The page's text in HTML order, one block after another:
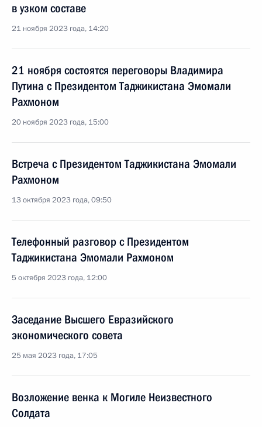
в узком составе
21 ноября 2023 года, 14:20
21 ноября состоятся переговоры Владимира
Путина с Президентом Таджикистана Эмомали
Рахмоном
20 ноября 2023 года, 15:00
Встреча с Президентом Таджикистана Эмомали
Рахмоном
13 октября 2023 года, 09:50
Телефонный разговор с Президентом
Таджикистана Эмомали Рахмоном
5 октября 2023 года, 12:00
Заседание Высшего Евразийского
экономического совета
25 мая 2023 года, 17:05
Возложение венка к Могиле Неизвестного
Солдата